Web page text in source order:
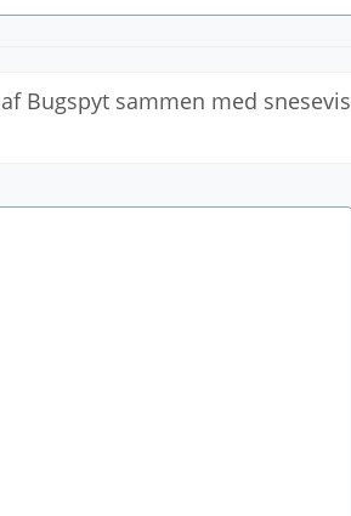
Bugspyt sammen med snesevis